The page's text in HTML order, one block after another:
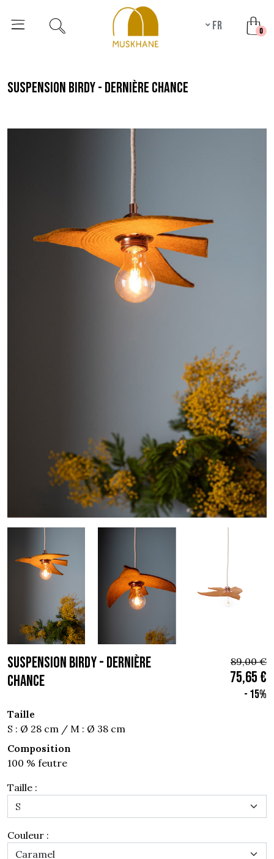
fr 0
suspension birdy - dernière chance
SUSPENSION BIRDY - Dernière
chance
89,00 €
75,65 €
- 15%
Taille
S : Ø 28 cm / M : Ø 38 cm
Composition
100 % feutre
Taille :
Couleur :